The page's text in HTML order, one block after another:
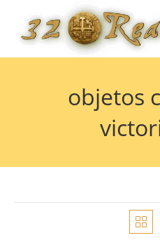
contenido
objetos